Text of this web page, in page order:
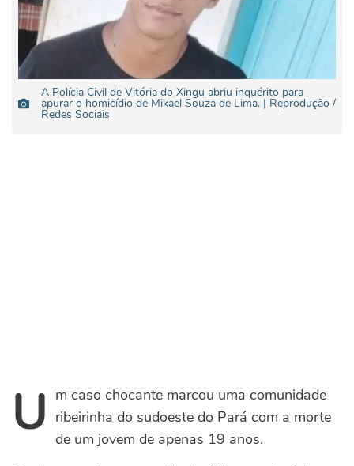
A Polícia Civil de Vitória do Xingu abriu inquérito para
apurar o homicídio de Mikael Souza de Lima. | Reprodução /
Redes Sociais
U m caso chocante marcou uma comunidade
ribeirinha do sudoeste do Pará com a morte
de um jovem de apenas 19 anos.